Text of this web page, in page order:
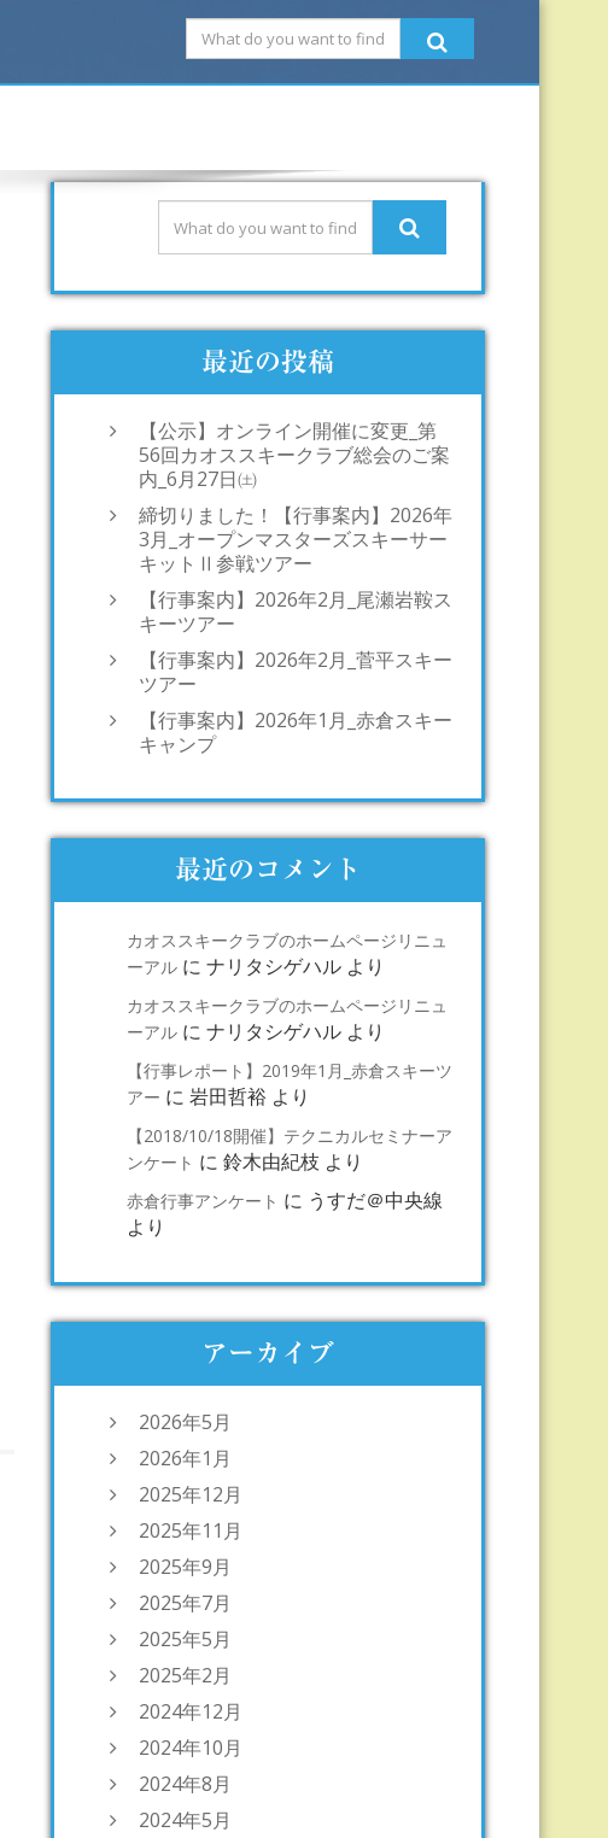
最近の投稿
【公示】オンライン開催に変更_第
56回カオススキークラブ総会のご案
内_6月27日㈯
締切りました！【行事案内】2026年
3月_オープンマスターズスキーサー
キットⅡ参戦ツアー
【行事案内】2026年2月_尾瀬岩鞍ス
キーツアー
【行事案内】2026年2月_菅平スキー
ツアー
【行事案内】2026年1月_赤倉スキー
キャンプ
最近のコメント
カオススキークラブのホームページリニュ
ーアル に ナリタシゲハル より
カオススキークラブのホームページリニュ
ーアル に ナリタシゲハル より
【行事レポート】2019年1月_赤倉スキーツ
アー に 岩田哲裕 より
【2018/10/18開催】テクニカルセミナーア
ンケート に 鈴木由紀枝 より
赤倉行事アンケート に うすだ＠中央線
より
アーカイブ
2026年5月
2026年1月
2025年12月
2025年11月
2025年9月
2025年7月
2025年5月
2025年2月
2024年12月
2024年10月
2024年8月
2024年5月